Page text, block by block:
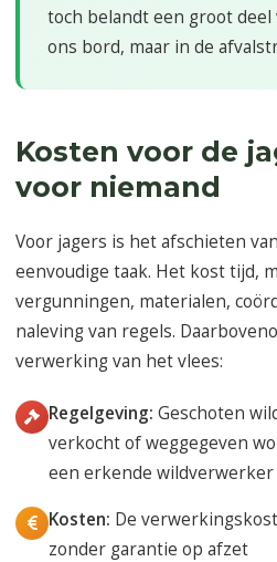
toch belandt een groot
ons bord, maar in de
Kosten voor de
voor niemand
Voor jagers is het afschieten
eenvoudige taak. Het kost tijd,
vergunningen, materialen,
naleving van regels.
verwerking van het vlees:
Regelgeving: Geschoten
verkocht of weggegeven
een erkende wildverwerker
Kosten: De
zonder garantie op afzet